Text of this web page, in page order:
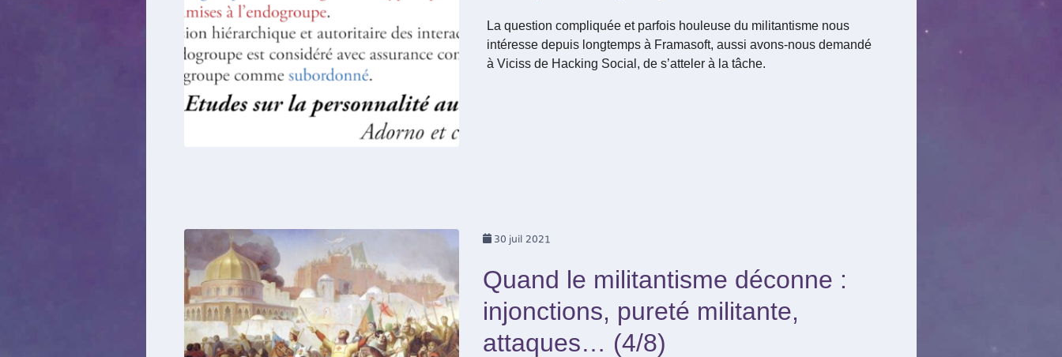
La question compliquée et parfois houleuse du militantisme nous
intéresse depuis longtemps à Framasoft, aussi avons-nous demandé
à Viciss de Hacking Social, de s’atteler à la tâche.
30 juil 2021
Quand le militantisme déconne :
injonctions, pureté militante,
attaques… (4/8)